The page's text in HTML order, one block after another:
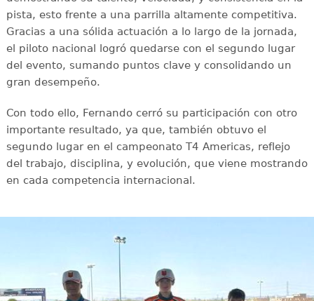
pista, esto frente a una parrilla altamente competitiva.
Gracias a una sólida actuación a lo largo de la jornada,
el piloto nacional logró quedarse con el segundo lugar
del evento, sumando puntos clave y consolidando un
gran desempeño.
Con todo ello, Fernando cerró su participación con otro
importante resultado, ya que, también obtuvo el
segundo lugar en el campeonato T4 Americas, reflejo
del trabajo, disciplina, y evolución, que viene mostrando
en cada competencia internacional.